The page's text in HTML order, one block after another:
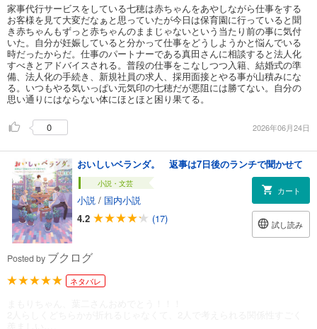
家事代行サービスをしている七穂は赤ちゃんをあやしながら仕事をする
お客様を見て大変だなぁと思っていたが今日は保育園に行っていると聞
き赤ちゃんもずっと赤ちゃんのままじゃないという当たり前の事に気付
いた。自分が妊娠していると分かって仕事をどうしようかと悩んでいる
時だったからだ。仕事のパートナーである真田さんに相談すると法人化
すべきとアドバイスされる。普段の仕事をこなしつつ入籍、結婚式の準
備、法人化の手続き、新規社員の求人、採用面接とやる事が山積みにな
る。いつもやる気いっぱい元気印の七穂だが悪阻には勝てない。自分の
思い通りにはならない体にほとほと困り果てる。
0 2026年06月24日
おいしいベランダ。 返事は7日後のランチで聞かせて
小説・文芸
小説 / 国内小説
4.2
(17)
カート
試し読み
Posted by ブクログ
ネタバレ